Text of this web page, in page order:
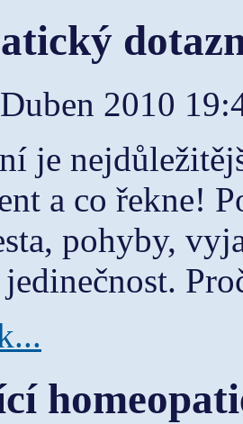
2010
je
a co řekne!
pohyby,